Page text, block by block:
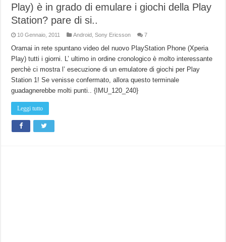
Play) è in grado di emulare i giochi della Play
Station? pare di si..
10 Gennaio, 2011 Android ,Sony Ericsson 7
Oramai in rete spuntano video del nuovo PlayStation Phone (Xperia
Play) tutti i giorni. L’ ultimo in ordine cronologico è molto interessante
perchè ci mostra l’ esecuzione di un emulatore di giochi per Play
Station 1! Se venisse confermato, allora questo terminale
guadagnerebbe molti punti.. {IMU_120_240}
Leggi tutto